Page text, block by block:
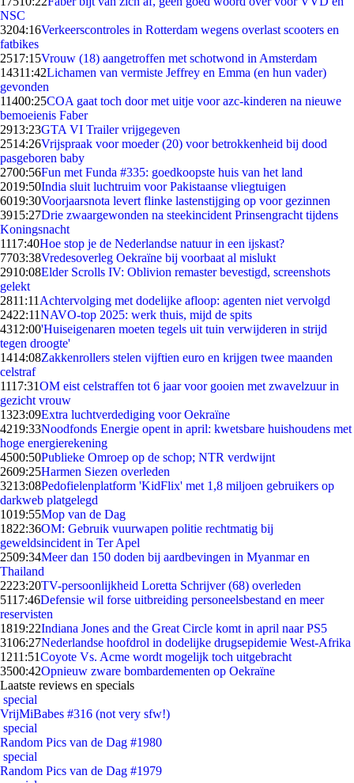
NSC
3204:16Verkeerscontroles in Rotterdam wegens overlast scooters en
fatbikes
2517:15Vrouw (18) aangetroffen met schotwond in Amsterdam
14311:42Lichamen van vermiste Jeffrey en Emma (en hun vader)
gevonden
11400:25COA gaat toch door met uitje voor azc-kinderen na nieuwe
bemoeienis Faber
2913:23GTA VI Trailer vrijgegeven
2514:26Vrijspraak voor moeder (20) voor betrokkenheid bij dood
pasgeboren baby
2700:56Fun met Funda #335: goedkoopste huis van het land
2019:50India sluit luchtruim voor Pakistaanse vliegtuigen
6019:30Voorjaarsnota levert flinke lastenstijging op voor gezinnen
3915:27Drie zwaargewonden na steekincident Prinsengracht tijdens
Koningsnacht
1117:40Hoe stop je de Nederlandse natuur in een ijskast?
7703:38Vredesoverleg Oekraïne bij voorbaat al mislukt
2910:08Elder Scrolls IV: Oblivion remaster bevestigd, screenshots
gelekt
2811:11 Achtervolging met dodelijke afloop: agenten niet vervolgd
2422:11NAVO-top 2025: werk thuis, mijd de spits
4312:00'Huiseigenaren moeten tegels uit tuin verwijderen in strijd
tegen droogte'
1414:08Zakkenrollers stelen vijftien euro en krijgen twee maanden
celstraf
1117:31OM eist celstraffen tot 6 jaar voor gooien met zwavelzuur in
gezicht vrouw
1323:09Extra luchtverdediging voor Oekraïne
4219:33Noodfonds Energie opent in april: kwetsbare huishoudens met
hoge energierekening
4500:50Publieke Omroep op de schop; NTR verdwijnt
2609:25Harmen Siezen overleden
3213:08Pedofielenplatform 'KidFlix' met 1,8 miljoen gebruikers op
darkweb platgelegd
1019:55Mop van de Dag
1822:36OM: Gebruik vuurwapen politie rechtmatig bij
geweldsincident in Ter Apel
2509:34Meer dan 150 doden bij aardbevingen in Myanmar en
Thailand
2223:20TV-persoonlijkheid Loretta Schrijver (68) overleden
5117:46Defensie wil forse uitbreiding personeelsbestand en meer
reservisten
1819:22Indiana Jones and the Great Circle komt in april naar PS5
3106:27Nederlandse hoofdrol in dodelijke drugsepidemie West-Afrika
1211:51Coyote Vs. Acme wordt mogelijk toch uitgebracht
3500:42Opnieuw zware bombardementen op Oekraïne
Laatste reviews en specials
special
VrijMiBabes #316 (not very sfw!)
special
Random Pics van de Dag #1980
special
Random Pics van de Dag #1979